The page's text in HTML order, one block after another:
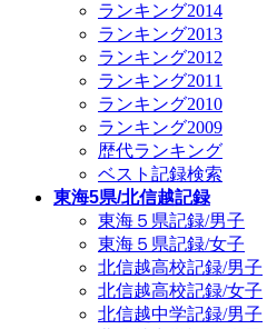
ランキング2014
ランキング2013
ランキング2012
ランキング2011
ランキング2010
ランキング2009
歴代ランキング
ベスト記録検索
東海5県/北信越記録
東海５県記録/男子
東海５県記録/女子
北信越高校記録/男子
北信越高校記録/女子
北信越中学記録/男子